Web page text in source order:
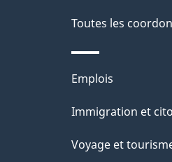
p
a
g
e
o
a
c
Toutes les
Thèmes
et
Emplois
Immigration et
Voyage et